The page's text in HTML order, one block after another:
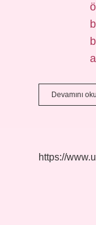
Devamını
https://